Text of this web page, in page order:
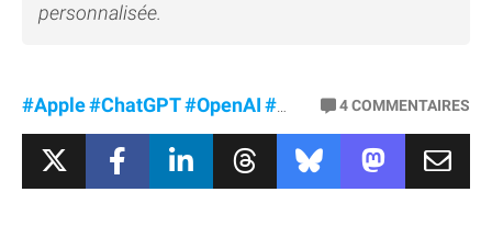
personnalisée.
#Apple#ChatGPT#OpenAI#Santé 4COMMENTAIRES